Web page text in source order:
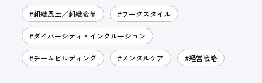
#組織風土／組織変革 #ワークスタイル
#ダイバーシティ・インクルージョン
#チームビルディング #メンタルケア #経営戦略